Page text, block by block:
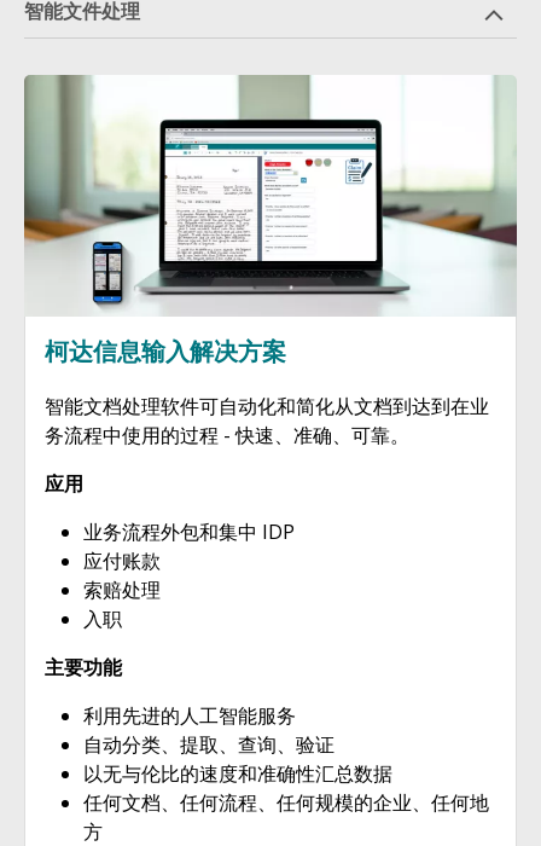
智能文件处理
图像
柯达信息输入解决方案
智能文档处理软件可自动化和简化从文档到达到在业
务流程中使用的过程 - 快速、准确、可靠。
应用
业务流程外包和集中 IDP
应付账款
索赔处理
入职
主要功能
利用先进的人工智能服务
自动分类、提取、查询、验证
以无与伦比的速度和准确性汇总数据
任何文档、任何流程、任何规模的企业、任何地
方